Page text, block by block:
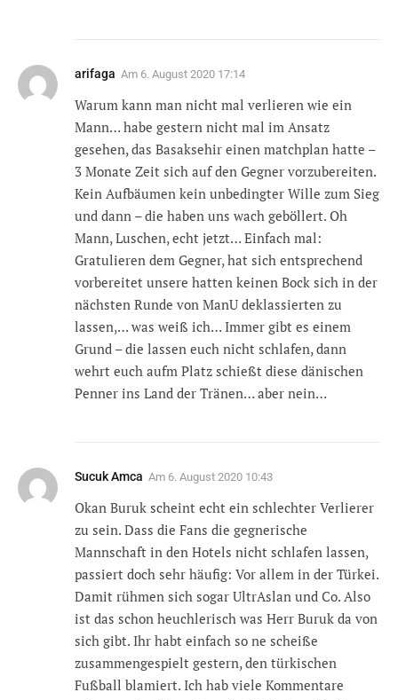
arifaga Am 6. August 2020 17:14
Warum kann man nicht mal verlieren wie ein
Mann… habe gestern nicht mal im Ansatz
gesehen, das Basaksehir einen matchplan hatte –
3 Monate Zeit sich auf den Gegner vorzubereiten.
Kein Aufbäumen kein unbedingter Wille zum Sieg
und dann – die haben uns wach geböllert. Oh
Mann, Luschen, echt jetzt… Einfach mal:
Gratulieren dem Gegner, hat sich entsprechend
vorbereitet unsere hatten keinen Bock sich in der
nächsten Runde von ManU deklassierten zu
lassen,… was weiß ich… Immer gibt es einem
Grund – die lassen euch nicht schlafen, dann
wehrt euch aufm Platz schießt diese dänischen
Penner ins Land der Tränen… aber nein…
Sucuk Amca Am 6. August 2020 10:43
Okan Buruk scheint echt ein schlechter Verlierer
zu sein. Dass die Fans die gegnerische
Mannschaft in den Hotels nicht schlafen lassen,
passiert doch sehr häufig: Vor allem in der Türkei.
Damit rühmen sich sogar UltrAslan und Co. Also
ist das schon heuchlerisch was Herr Buruk da von
sich gibt. Ihr habt einfach so ne scheiße
zusammengespielt gestern, den türkischen
Fußball blamiert. Ich hab viele Kommentare